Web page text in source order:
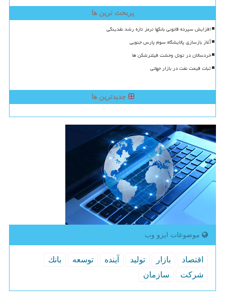
پربحث ترین ها
افزایش سپرده قانونی بانکها ترمز تازه رشد نقدینگی
آغاز بازسازی پالایشگاه سوم پارس جنوبی
خردسالان در تونل وحشت فیلترشکن ها
ثبات قیمت نفت در بازار جهانی
جدیدترین ها
موضوعات ایزو وب
اقتصاد بازار تولید آینده توسعه
بانك
شركت
سازمان